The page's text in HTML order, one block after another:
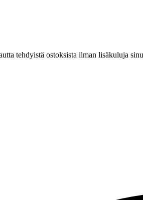
tehdyistä ostoksista ilman lisäkuluja